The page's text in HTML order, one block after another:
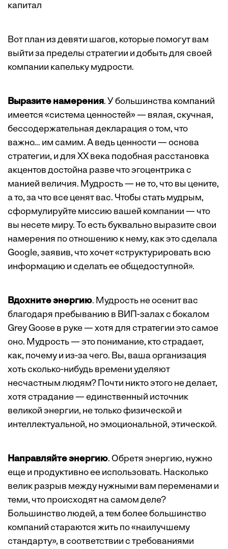
капитал
Вот план из девяти шагов, которые помогут вам
выйти за пределы стратегии и добыть для своей
компании капельку мудрости.
Выразите намерения. У большинства компаний
имеется «система ценностей» — вялая, скучная,
бессодержательная декларация о том, что
важно… им самим. А ведь ценности — основа
стратегии, и для XX века подобная расстановка
акцентов достойна разве что эгоцентрика с
манией величия. Мудрость — не то, что вы цените,
а то, за что все ценят вас. Чтобы стать мудрым,
сформулируйте миссию вашей компании — что
вы несете миру. То есть буквально выразите свои
намерения по отношению к нему, как это сделала
Google, заявив, что хочет «структурировать всю
информацию и сделать ее общедоступной».
Вдохните энергию. Мудрость не осенит вас
благодаря пребыванию в ВИП-залах с бокалом
Grey Goose в руке — хотя для стратегии это самое
оно. Мудрость — это понимание, кто страдает,
как, почему и из-за чего. Вы, ваша организация
хоть сколько-нибудь времени уделяют
несчастным людям? Почти никто этого не делает,
хотя страдание — единственный источник
великой энергии, не только физической и
интеллектуальной, но эмоциональной, этической.
Направляйте энергию. Обретя энергию, нужно
еще и продуктивно ее использовать. Насколько
велик разрыв между нужными вам переменами и
теми, что происходят на самом деле?
Большинство людей, а тем более большинство
компаний стараются жить по «наилучшему
стандарту», в соответствии с требованиями